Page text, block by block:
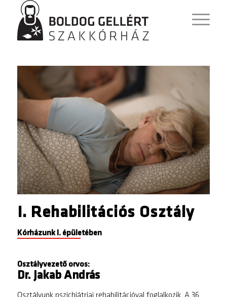
I. Rehabilitációs Osztály
Kórházunk I. épületében
Osztályvezető orvos:
Dr. Jakab András